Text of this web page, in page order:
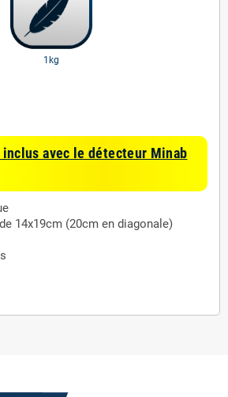
1kg
avec le détecteur Minab
14x19cm (20cm en diagonale)